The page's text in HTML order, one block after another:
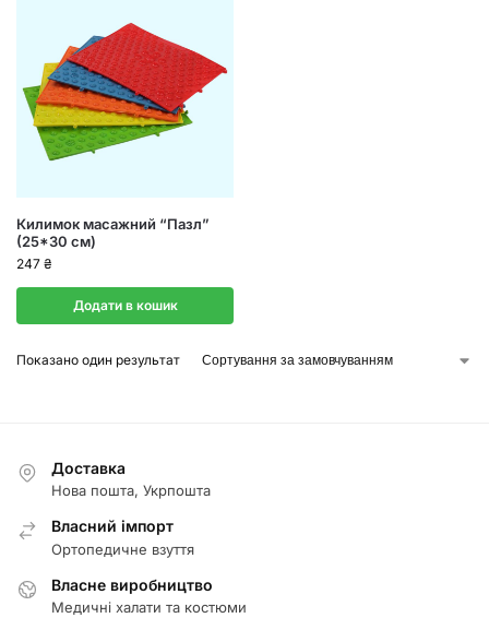
Килимок масажний “Пазл”
(25*30 см)
247 ₴
Додати в кошик
Показано один результат
Доставка
Нова пошта, Укрпошта
Власний імпорт
Ортопедичне взуття
Власне виробництво
Медичні халати та костюми